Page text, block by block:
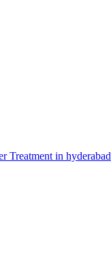
Treatment in hyderabad